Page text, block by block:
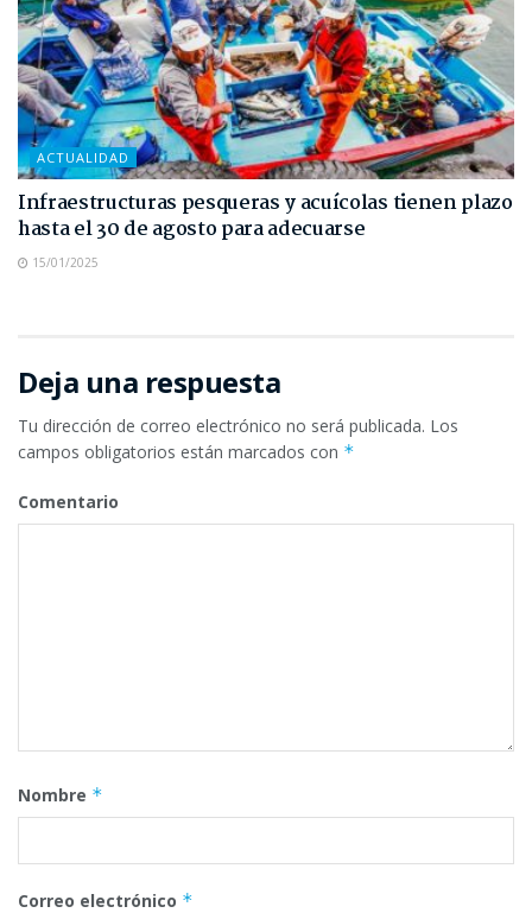
ACTUALIDAD
Infraestructuras pesqueras y acuícolas tienen plazo
hasta el 30 de agosto para adecuarse
15/01/2025
Deja una respuesta
Tu dirección de correo electrónico no será publicada. Los
campos obligatorios están marcados con *
Comentario
Nombre *
Correo electrónico *